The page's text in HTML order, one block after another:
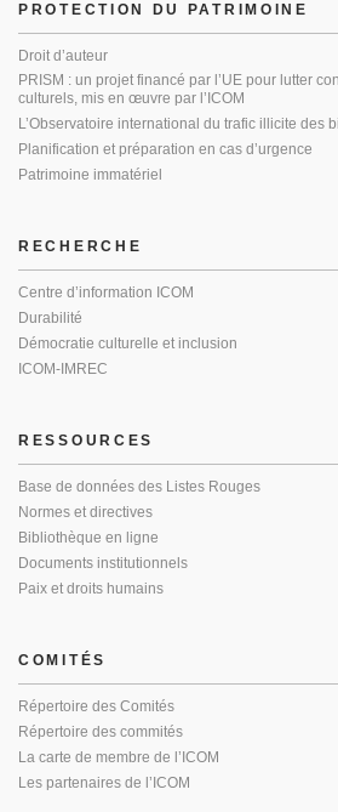
PROTECTION DU PATRIMOINE
Droit d’auteur
PRISM : un projet financé par l’UE pour lutter
culturels, mis en œuvre par l’ICOM
L’Observatoire international du trafic illicite des
Planification et préparation en cas d’urgence
Patrimoine immatériel
RECHERCHE
Centre d’information ICOM
Durabilité
Démocratie culturelle et inclusion
ICOM-IMREC
RESSOURCES
Base de données des Listes Rouges
Normes et directives
Bibliothèque en ligne
Documents institutionnels
Paix et droits humains
COMITÉS
Répertoire des Comités
Répertoire des commités
La carte de membre de l’ICOM
Les partenaires de l’ICOM